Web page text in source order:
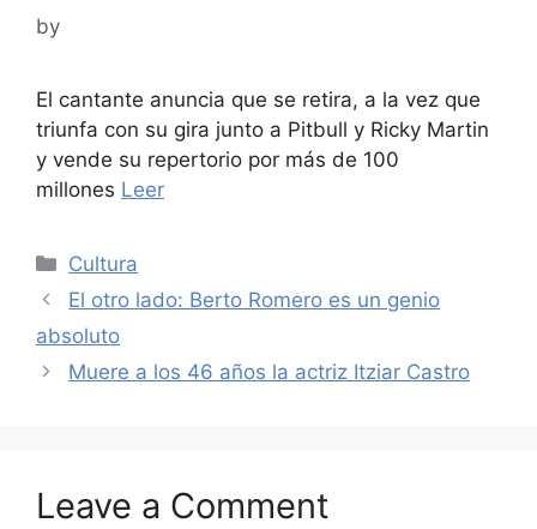
by
El cantante anuncia que se retira, a la vez que
triunfa con su gira junto a Pitbull y Ricky Martin
y vende su repertorio por más de 100
millones Leer
Categories
Cultura
El otro lado: Berto Romero es un genio
absoluto
Muere a los 46 años la actriz Itziar Castro
Leave a Comment